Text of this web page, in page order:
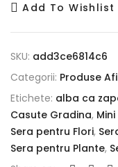
Add To Wishlist
SKU: add3ce6814c6
Categorii: Produse
Etichete: alba ca
Casute Gradina,
Sera pentru Flori,
Sera pentru Plante,